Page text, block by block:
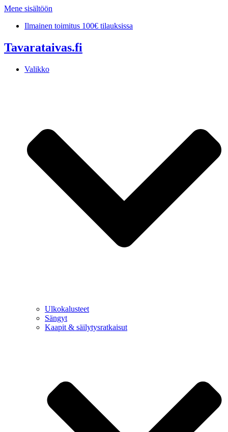
Mene sisältöön
Ilmainen toimitus 100€ tilauksissa
Tavarataivas.fi
Valikko
Ulkokalusteet
Sängyt
Kaapit & säilytysratkaisut